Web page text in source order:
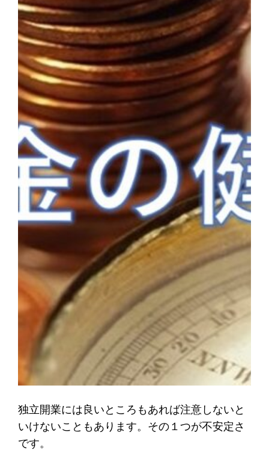
独立開業には良いところもあれば注意しないと
いけないこともあります。その１つが不安定さ
です。